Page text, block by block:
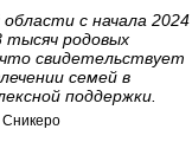
области с начала 2024
тысяч родовых
свидетельствует
семей в
поддержки.
Сникеро